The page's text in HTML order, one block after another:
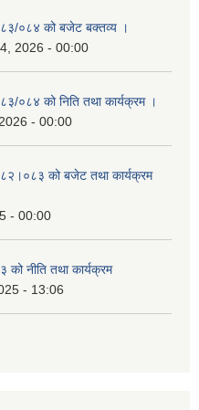
०८४ को बजेट बक्तव्य ।
2026 - 00:00
०८४ को निति तथा कार्यक्रम ।
- 00:00
को बजेट तथा कार्यक्रम
- 00:00
नीति तथा कार्यक्रम
- 13:06